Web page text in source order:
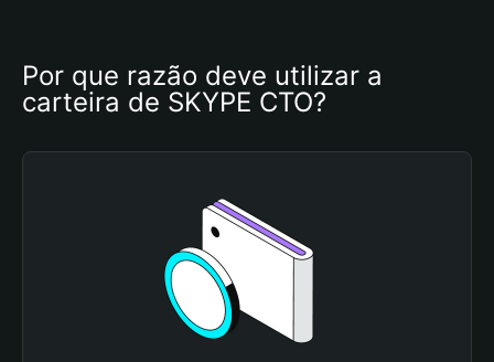
Por que razão deve utilizar a
carteira de SKYPE CTO?